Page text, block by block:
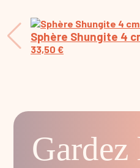
Sphère Shungite 4
33,50 €
Gardez